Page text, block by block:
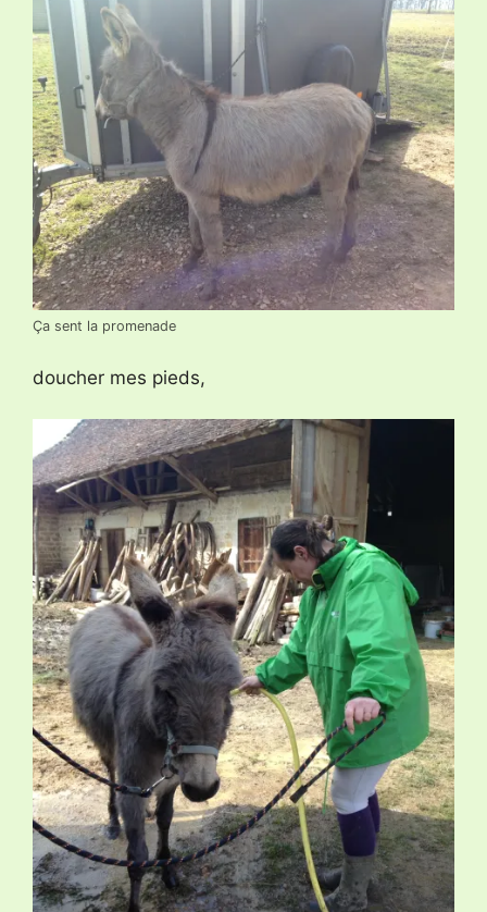
Ça sent la promenade
doucher mes pieds,